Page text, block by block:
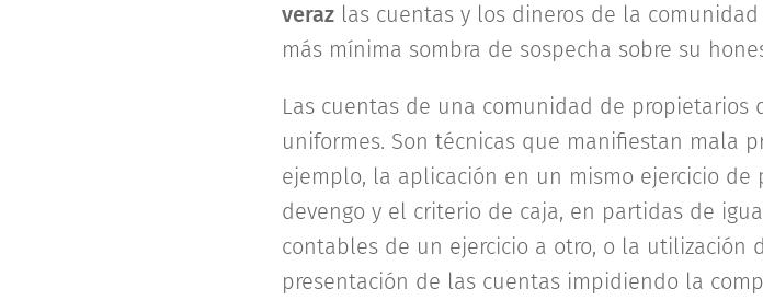
veraz las cuentas y los dineros de la
más mínima sombra de sospecha sobre su
Las cuentas de una comunidad de propietarios
uniformes. Son técnicas que manifiestan mala
ejemplo, la aplicación en un mismo ejercicio
devengo y el criterio de caja, en partidas de
contables de un ejercicio a otro, o la utilización
presentación de las cuentas impidiendo la